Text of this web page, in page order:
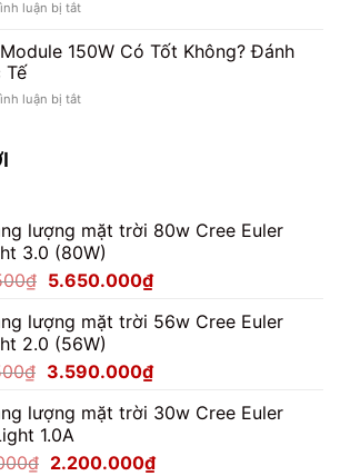
Đáng
luận bị tắtở
Pha
LED
150W
150W Có Tốt Không? Đánh
Tế
luận bị tắtở
Không?
Đánh
Thực
lượng mặt trời 80w Cree Euler
3.0 (80W)
₫ Giá
là:
7.062.500₫.
5.650.000₫Giá
tại
5.650.000₫.
lượng mặt trời 56w Cree Euler
2.0 (56W)
₫ Giá
là:
4.487.500₫.
3.590.000₫Giá
tại
3.590.000₫.
lượng mặt trời 30w Cree Euler
1.0A
₫ Giá
2.200.000₫Giá